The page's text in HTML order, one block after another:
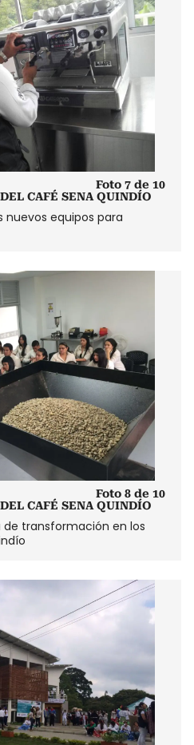
CAFÉ SENA QUINDÍO
nuevos equipos para
Foto 7 de 10
CAFÉ SENA QUINDÍO
transformación en los
Foto 8 de 10